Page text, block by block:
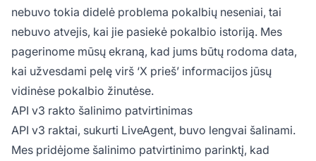
nebuvo tokia didelė problema pokalbių neseniai, tai
nebuvo atvejis, kai jie pasiekė pokalbio istoriją. Mes
pagerinome mūsų ekraną, kad jums būtų rodoma data,
kai užvesdami pelę virš ‘X prieš’ informacijos jūsų
vidinėse pokalbio žinutėse.
API v3 rakto šalinimo patvirtinimas
API v3 raktai, sukurti LiveAgent, buvo lengvai šalinami.
Mes pridėjome šalinimo patvirtinimo parinktį, kad